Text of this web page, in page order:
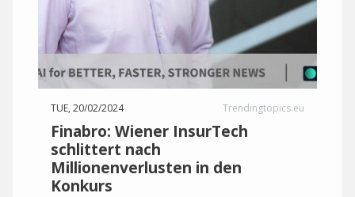
TUE, 20/02/2024 Trendingtopics.eu
Finabro: Wiener InsurTech
schlittert nach
Millionenverlusten in den
Konkurs